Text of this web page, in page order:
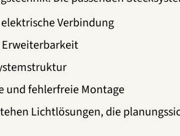
Verbindung
und fehlerfreie Montage
Lichtlösungen, die